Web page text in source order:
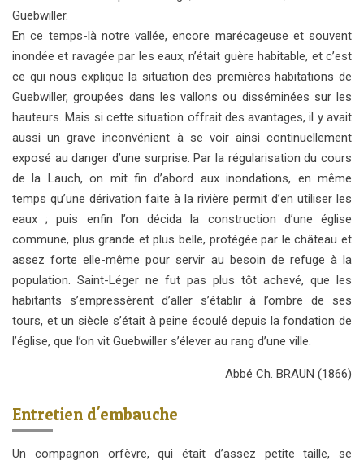
Guebwiller.
En ce temps-là notre vallée, encore marécageuse et souvent
inondée et ravagée par les eaux, n’était guère habitable, et c’est
ce qui nous explique la situation des premières habitations de
Guebwiller, groupées dans les vallons ou disséminées sur les
hauteurs. Mais si cette situation offrait des avantages, il y avait
aussi un grave inconvénient à se voir ainsi continuellement
exposé au danger d’une surprise. Par la régularisation du cours
de la Lauch, on mit fin d’abord aux inondations, en même
temps qu’une dérivation faite à la rivière permit d’en utiliser les
eaux ; puis enfin l’on décida la construction d’une église
commune, plus grande et plus belle, protégée par le château et
assez forte elle-même pour servir au besoin de refuge à la
population. Saint-Léger ne fut pas plus tôt achevé, que les
habitants s’empressèrent d’aller s’établir à l’ombre de ses
tours, et un siècle s’était à peine écoulé depuis la fondation de
l’église, que l’on vit Guebwiller s’élever au rang d’une ville.
Abbé Ch. BRAUN (1866)
Entretien d'embauche
Un compagnon orfèvre, qui était d’assez petite taille, se